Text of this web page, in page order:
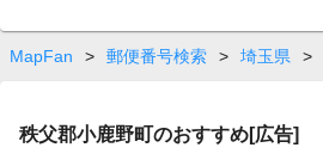
MapFan > 郵便番号検索 > 埼玉県 >
秩父郡小鹿野町のおすすめ[広告]